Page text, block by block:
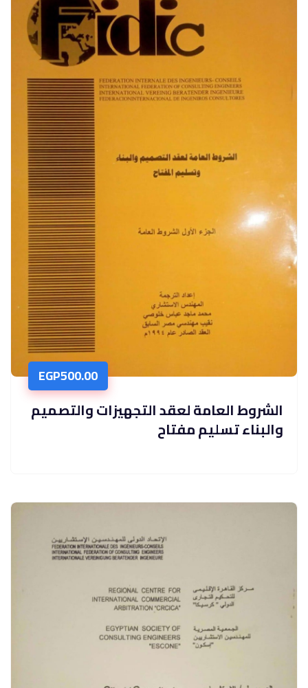
EGP500.00
الشروط العامة لعقد التجهيزات والتصميم
والبناء تسليم مفتاح